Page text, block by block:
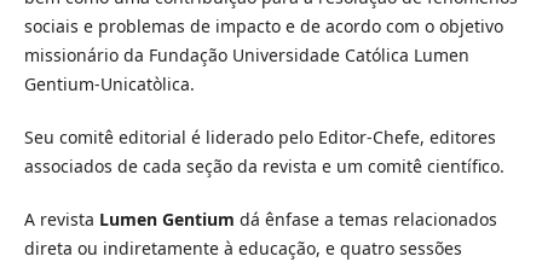
sociais e problemas de impacto e de acordo com o objetivo
missionário da Fundação Universidade Católica Lumen
Gentium-Unicatòlica.
Seu comitê editorial é liderado pelo Editor-Chefe, editores
associados de cada seção da revista e um comitê científico.
A revista Lumen Gentium dá ênfase a temas relacionados
direta ou indiretamente à educação, e quatro sessões